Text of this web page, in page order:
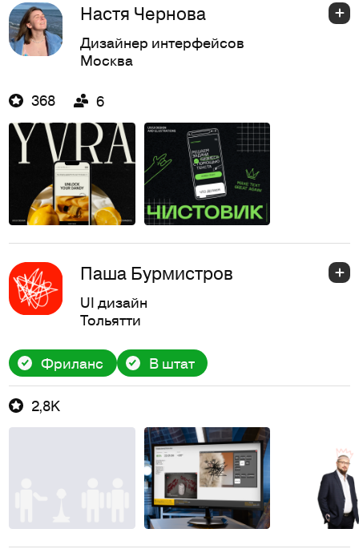
Настя Чернова
Дизайнер интерфейсов
Москва
368 6
Паша Бурмистров
UI дизайн
Тольятти
Фриланс В штат
2,8K